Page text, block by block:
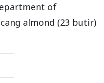
of
almond (23 butir)